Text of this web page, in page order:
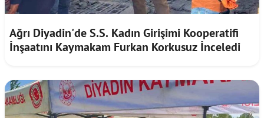
Ağrı Diyadin'de S.S. Kadın Girişimi Kooperatifi
İnşaatını Kaymakam Furkan Korkusuz İnceledi